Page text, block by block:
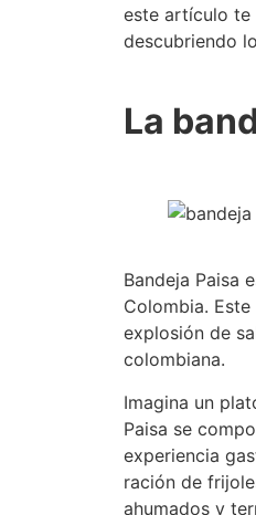
este artículo te
descubriendo
La
Bandeja Paisa
Colombia.
explosión de
colombiana.
Imagina un
Paisa se
experiencia
ración de
ahumados y